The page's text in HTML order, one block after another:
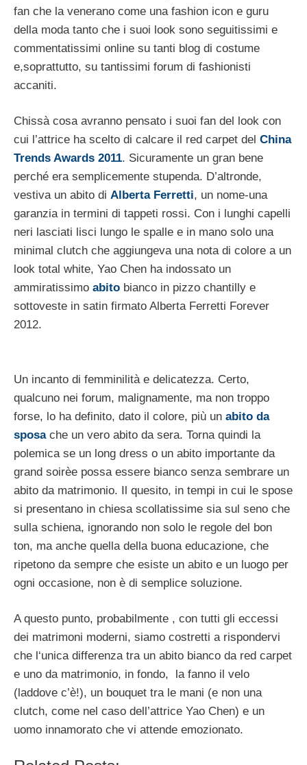
fan che la venerano come una fashion icon e guru
della moda tanto che i suoi look sono seguitissimi e
commentatissimi online su tanti blog di costume
e,soprattutto, su tantissimi forum di fashionisti
accaniti.
Chissà cosa avranno pensato i suoi fan del look con
cui l’attrice ha scelto di calcare il red carpet del China
Trends Awards 2011. Sicuramente un gran bene
perché era semplicemente stupenda. D’altronde,
vestiva un abito di Alberta Ferretti, un nome-una
garanzia in termini di tappeti rossi. Con i lunghi capelli
neri lasciati lisci lungo le spalle e in mano solo una
minimal clutch che aggiungeva una nota di colore a un
look total white, Yao Chen ha indossato un
ammiratissimo abito bianco in pizzo chantilly e
sottoveste in satin firmato Alberta Ferretti Forever
2012.
Un incanto di femminilità e delicatezza. Certo,
qualcuno nei forum, malignamente, ma non troppo
forse, lo ha definito, dato il colore, più un abito da
sposache un vero abito da sera. Torna quindi la
polemica se un long dress o un abito importante da
grand soirèe possa essere bianco senza sembrare un
abito da matrimonio. Il quesito, in tempi in cui le spose
si presentano in chiesa scollatissime sia sul seno che
sulla schiena, ignorando non solo le regole del bon
ton, ma anche quella della buona educazione, che
ripetono da sempre che esiste un abito e un luogo per
ogni occasione, non è di semplice soluzione.
A questo punto, probabilmente , con tutti gli eccessi
dei matrimoni moderni, siamo costretti a rispondervi
che l‘unica differenza tra un abito bianco da red carpet
e uno da matrimonio, in fondo, la fanno il velo
(laddove c’è!), un bouquet tra le mani (e non una
clutch, come nel caso dell’attrice Yao Chen) e un
uomo innamorato che vi attende emozionato.